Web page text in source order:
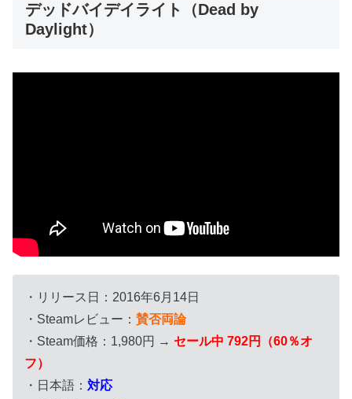
デッドバイデイライト（Dead by
Daylight）
・リリース日：2016年6月14日
・Steamレビュー： 賛否両論
・Steam価格：1,980円 → セール中 792円（60％オ
フ）
・日本語： 対応